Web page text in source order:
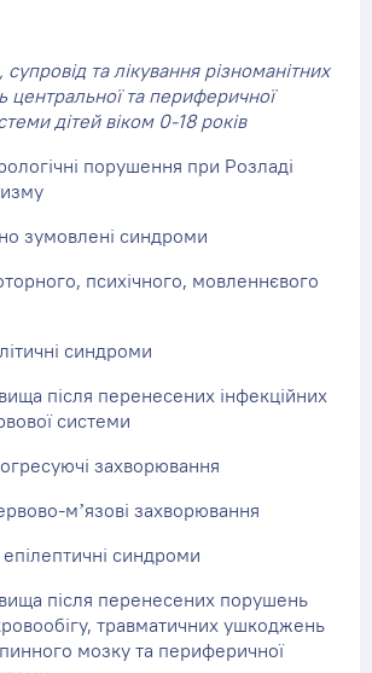
супровід та лікування різноманітних
центральної та периферичної
дітей віком 0-18 років
порушення при Розладі
зумовлені синдроми
психічного, мовленнєвого
синдроми
після перенесених інфекційних
системи
захворювання
м’язові захворювання
епілептичні синдроми
після перенесених порушень
травматичних ушкоджень
мозку та периферичної